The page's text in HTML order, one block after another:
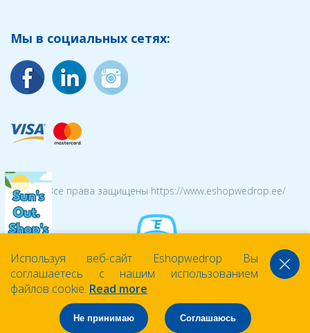
Мы в социальных сетях:
© 2026 Все права защищены https://www.eshopwedrop.ee/
Используя веб-сайт Eshopwedrop Вы
соглашаетесь с нашим использованием
файлов cookie. Read more
Не принимаю Соглашаюсь